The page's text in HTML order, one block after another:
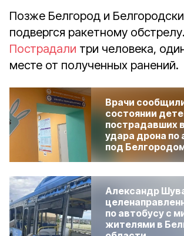
Позже Белгород и
подвергся ракетному обстрелу.
Пострадали три человека,
месте от полученных ранений.
Врачи
состоянии
пострадавших
удара дрона по
под
Александр
по автобусу с
жителями в